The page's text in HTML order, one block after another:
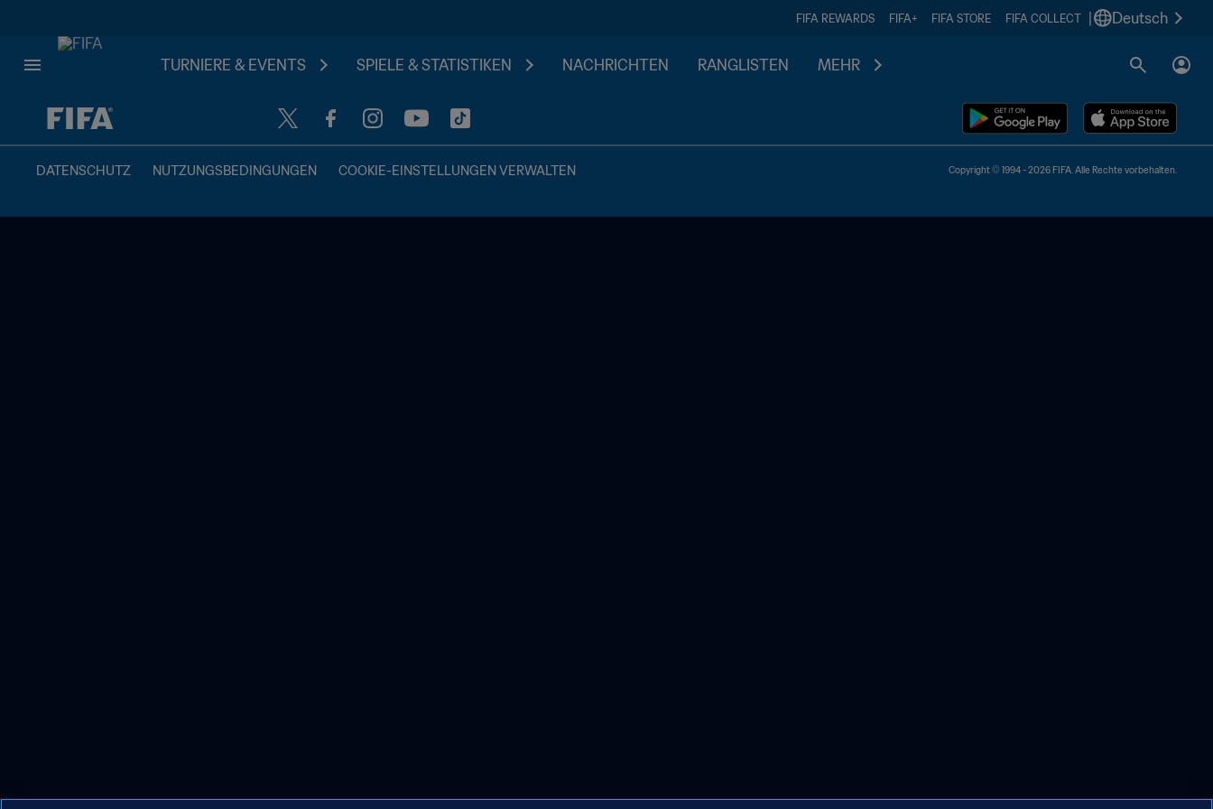
FIFA REWARDS FIFA+ FIFA STORE FIFA COLLECT Deutsch
TURNIERE & EVENTS SPIELE & STATISTIKEN NACHRICHTEN RANGLISTEN MEHR
OFFEN – OFFEN
DATENSCHUTZ NUTZUNGSBEDINGUNGEN COOKIE-EINSTELLUNGEN VERWALTEN Copyright © 1994 - 2026 FIFA. Alle Rechte vorbehalten.